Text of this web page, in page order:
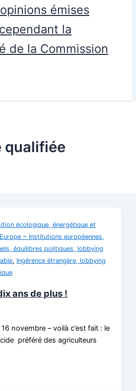
émises
la
de la Commission
qualifiée
écologique, énergétique et
Europe ~ Institutions européennes,
équilibres politiques, lobbying
, Ingérence étrangère, lobbying
ans de plus !
novembre – voilà c’est fait : le
préféré des agriculteurs